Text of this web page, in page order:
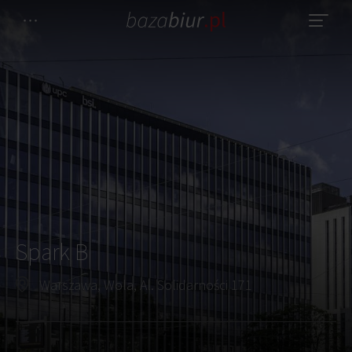
Spark B
Warszawa, Wola, Al. Solidarności 171